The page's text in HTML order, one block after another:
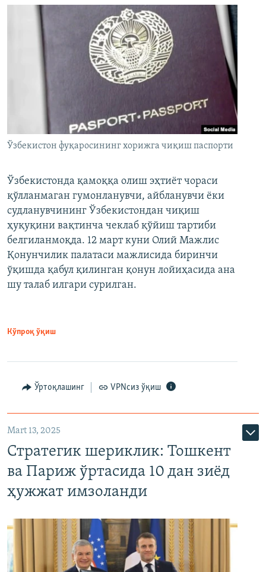
Ўзбекистон фуқаросининг хорижга чиқиш паспорти
Ўзбекистонда қамоққа олиш эҳтиёт чораси
қўлланмаган гумонланувчи, айбланувчи ёки
судланувчининг Ўзбекистондан чиқиш
ҳуқуқини вақтинча чеклаб қўйиш тартиби
белгиланмоқда. 12 март куни Олий Мажлис
Қонунчилик палатаси мажлисида биринчи
ўқишда қабул қилинган қонун лойиҳасида ана
шу талаб илгари сурилган.
Кўпроқ ўқиш
Ўртоқлашинг VPNсиз ўқиш
Mart 13, 2025
Стратегик шериклик: Тошкент
ва Париж ўртасида 10 дан зиёд
ҳужжат имзоланди